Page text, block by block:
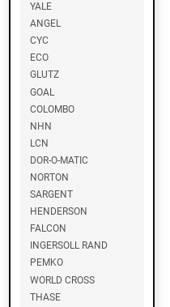
YALE
ANGEL
CYC
ECO
GLUTZ
GOAL
COLOMBO
NHN
LCN
DOR-O-MATIC
NORTON
SARGENT
HENDERSON
FALCON
INGERSOLL RAND
PEMKO
WORLD CROSS
THASE
R
O
B
E
Z
E
O
R
M
A